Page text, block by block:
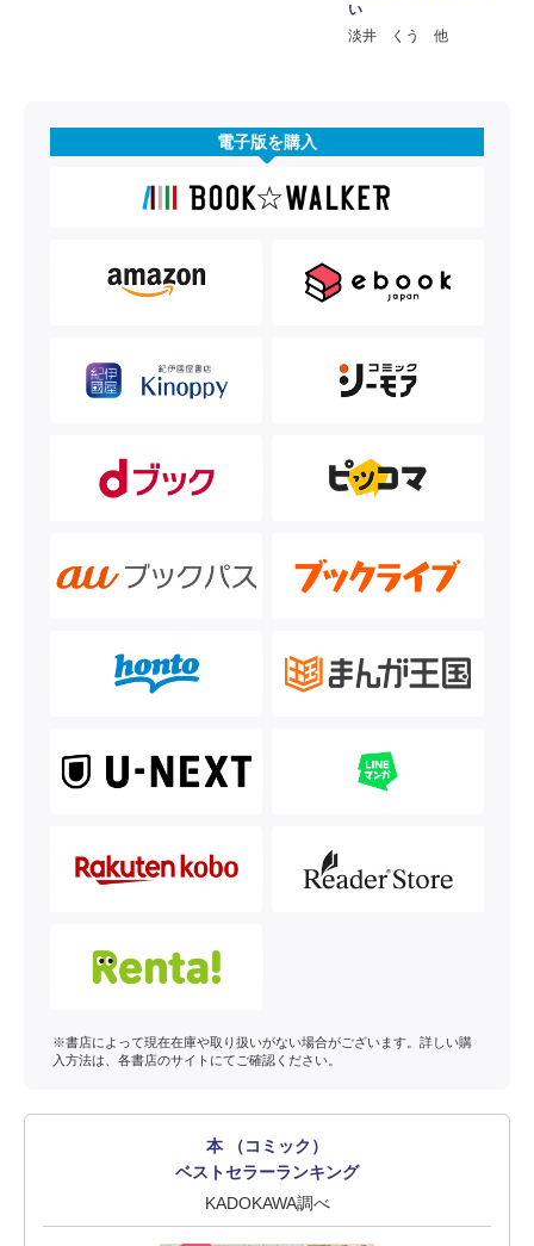
い
淡井 くう 他
電子版を購入
※書店によって現在在庫や取り扱いがない場合がございます。詳しい購
入方法は、各書店のサイトにてご確認ください。
本 （コミック）
ベストセラーランキング
KADOKAWA調べ